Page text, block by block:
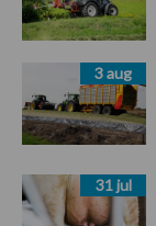
3 aug
31 jul